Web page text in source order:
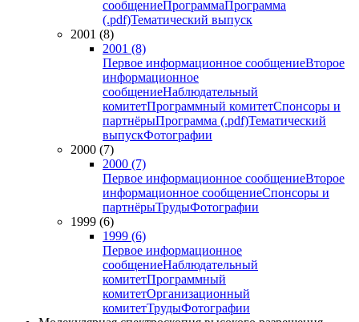
сообщениеПрограммаПрограмма
(.pdf)Тематический выпуск
2001 (8)
2001 (8)
Первое информационное сообщениеВторое
информационное
сообщениеНаблюдательный
комитетПрограммный комитетСпонсоры и
партнёрыПрограмма (.pdf)Тематический
выпускФотографии
2000 (7)
2000 (7)
Первое информационное сообщениеВторое
информационное сообщениеСпонсоры и
партнёрыТрудыФотографии
1999 (6)
1999 (6)
Первое информационное
сообщениеНаблюдательный
комитетПрограммный
комитетОрганизационный
комитетТрудыФотографии